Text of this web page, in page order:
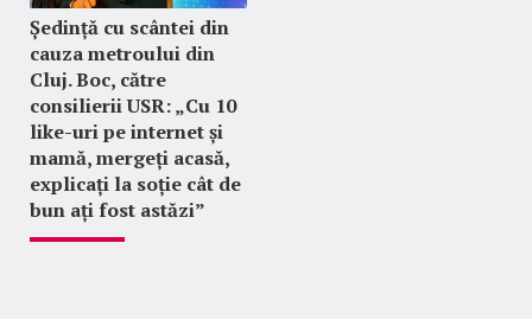
Ședință cu scântei din
cauza metroului din
Cluj. Boc, către
consilierii USR: „Cu 10
like-uri pe internet și
mamă, mergeți acasă,
explicați la soție cât de
bun ați fost astăzi”